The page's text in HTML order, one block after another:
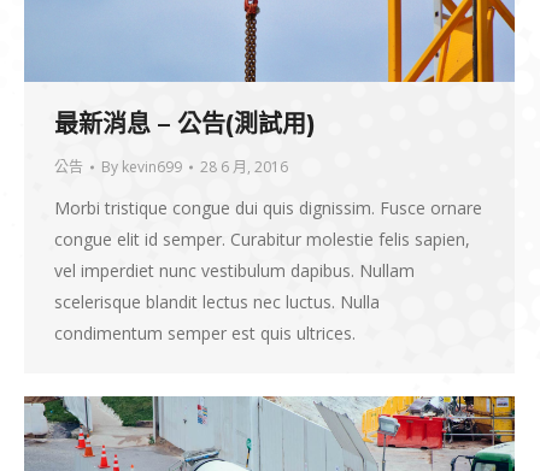
最新消息 – 公告(測試用)
公告 By kevin699 28 6 月, 2016
Morbi tristique congue dui quis dignissim. Fusce ornare
congue elit id semper. Curabitur molestie felis sapien,
vel imperdiet nunc vestibulum dapibus. Nullam
scelerisque blandit lectus nec luctus. Nulla
condimentum semper est quis ultrices.